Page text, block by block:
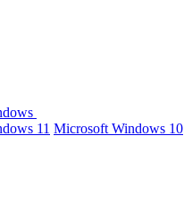
11 Microsoft Windows 10